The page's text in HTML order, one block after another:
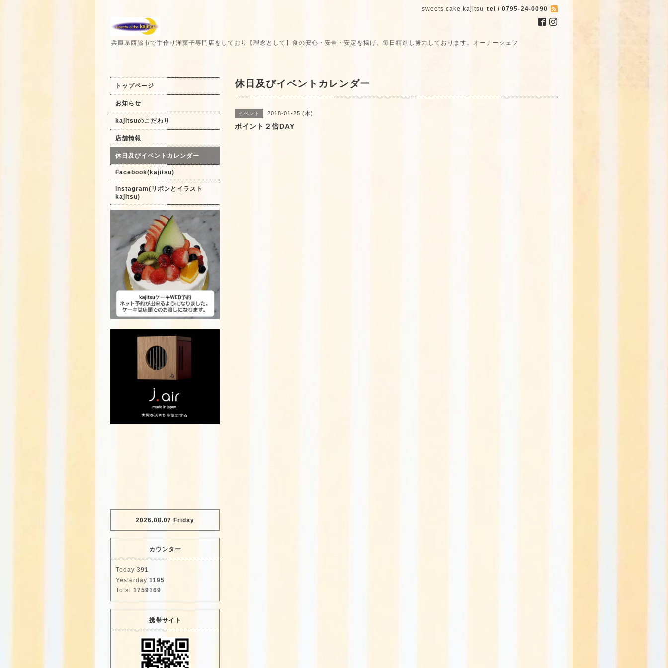
sweets cake kajitsu tel / 0795-24-0090
兵庫県西脇市で手作り洋菓子専門店をしており【理念として】食の安心・安全・安定を掲げ、毎日精進し努力しております。オーナーシェフ
休日及びイベントカレンダー
イベント 2018-01-25 (木)
ポイント２倍DAY
トップページ
お知らせ
kajitsuのこだわり
店舗情報
休日及びイベントカレンダー
Facebook(kajitsu)
instagram(リボンとイラスト
kajitsu)
2026.08.07 Friday
カウンター
Today 391
Yesterday 1195
Total 1759169
携帯サイト